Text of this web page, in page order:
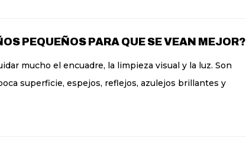
PEQUEÑOS PARA QUE SE VEAN MEJOR?
mucho el encuadre, la limpieza visual y la luz. Son
superficie, espejos, reflejos, azulejos brillantes y